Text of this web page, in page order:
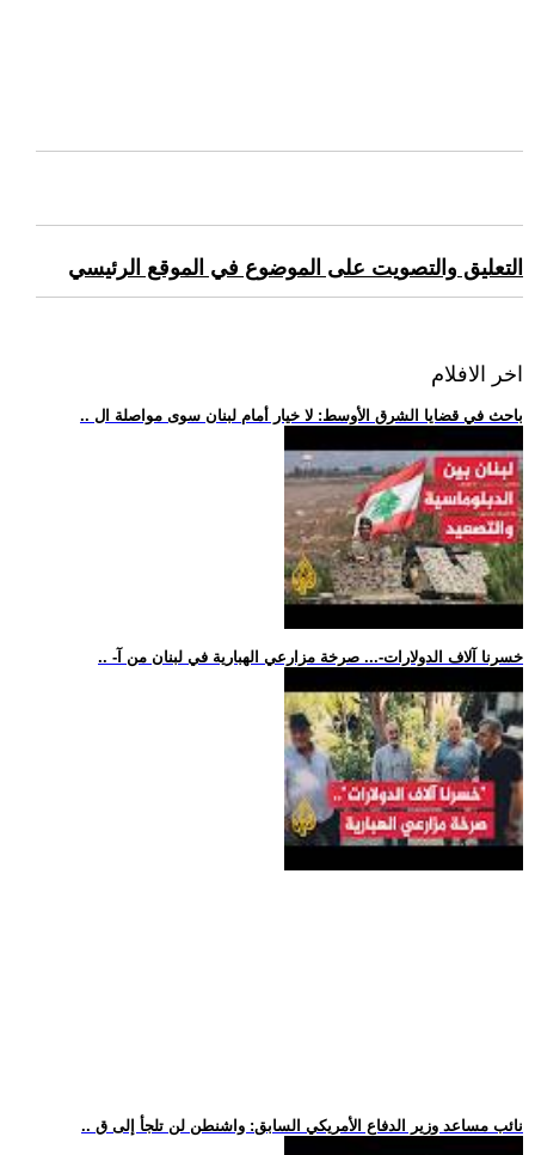
التعليق والتصويت على الموضوع في الموقع الرئيسي
اخر الافلام
.. باحث في قضايا الشرق الأوسط: لا خيار أمام لبنان سوى مواصلة ال
.. -خسرنا آلاف الدولارات-... صرخة مزارعي الهبارية في لبنان من آ
.. نائب مساعد وزير الدفاع الأمريكي السابق: واشنطن لن تلجأ إلى ق